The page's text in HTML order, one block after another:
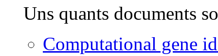
Uns quants documents
Computational gene